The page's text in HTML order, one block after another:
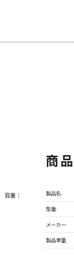
容量：
商
製品名:
型番:
メーカー:
製品重量: